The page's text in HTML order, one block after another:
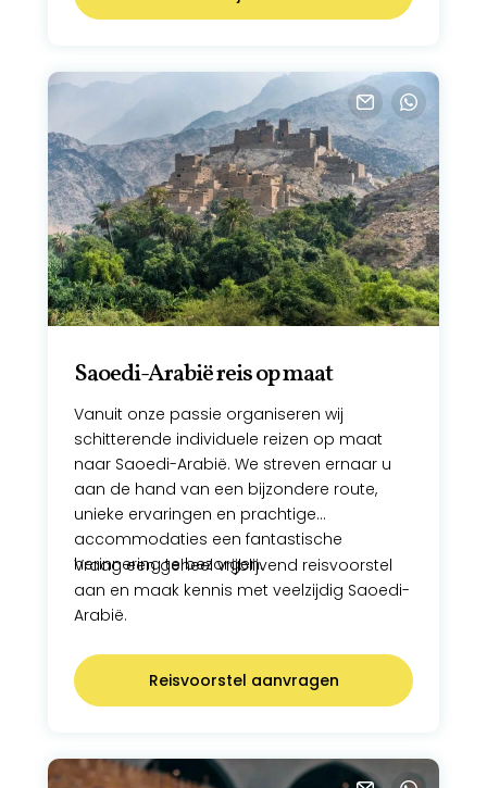
onvergetelijke herinneringen.
Saoedi-Arabië reis op maat
Vanuit onze passie organiseren wij
schitterende individuele reizen op maat
naar Saoedi-Arabië. We streven ernaar u
aan de hand van een bijzondere route,
unieke ervaringen en prachtige
accommodaties een fantastische
herinnering te bezorgen.
Vraag een geheel vrijblijvend reisvoorstel
aan en maak kennis met veelzijdig Saoedi-
Arabië.
Reisvoorstel aanvragen